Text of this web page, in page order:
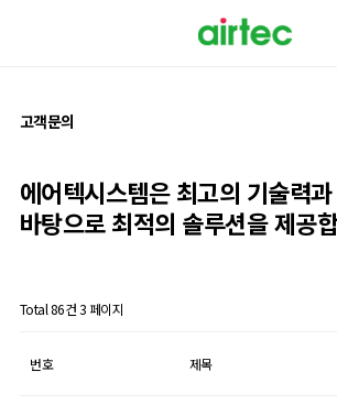
고객문의
에어텍시스템은 최고의 기술력과
바탕으로최적의 솔루션을 제공
Total 86건3 페이지
번호
제목